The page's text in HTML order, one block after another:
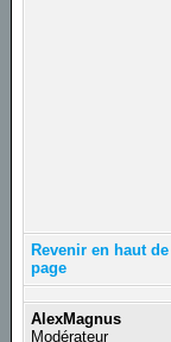
Revenir en haut de
page
AlexMagnus
Modérateur